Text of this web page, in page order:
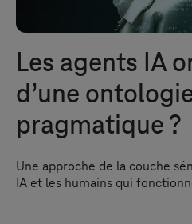
Les agents IA
d’une
pragmatique ?
Une approche de la couche
IA et les humains qui